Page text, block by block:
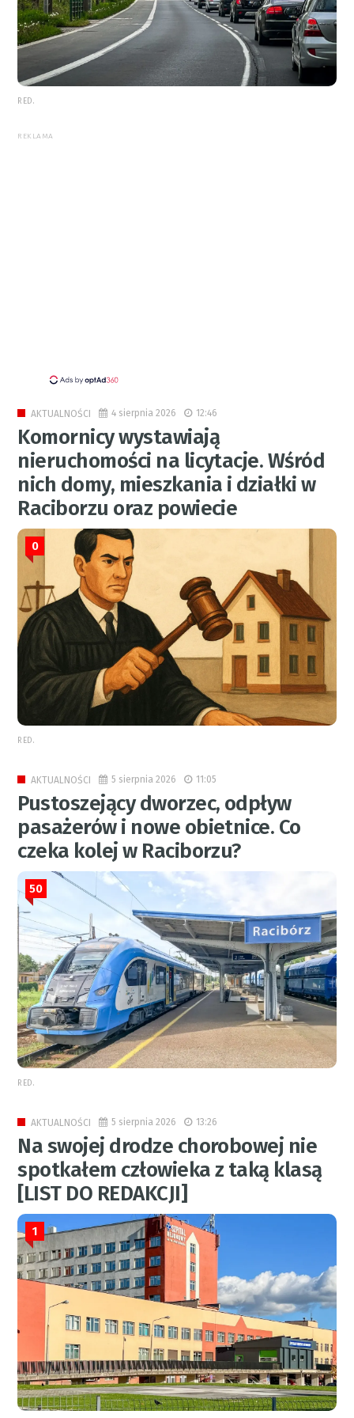
RED.
REKLAMA
AKTUALNOŚCI 4 sierpnia 2026 12:46
Komornicy wystawiają
nieruchomości na licytacje. Wśród
nich domy, mieszkania i działki w
Raciborzu oraz powiecie
0
RED.
AKTUALNOŚCI 5 sierpnia 2026 11:05
Pustoszejący dworzec, odpływ
pasażerów i nowe obietnice. Co
czeka kolej w Raciborzu?
50
RED.
AKTUALNOŚCI 5 sierpnia 2026 13:26
Na swojej drodze chorobowej nie
spotkałem człowieka z taką klasą
[LIST DO REDAKCJI]
1